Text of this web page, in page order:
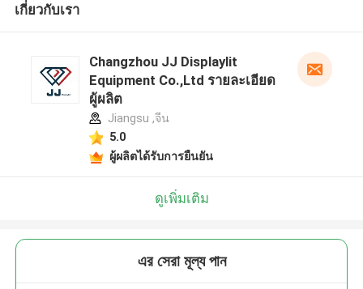
เกี่ยวกับเรา
Changzhou JJ Displaylit
Equipment Co.,Ltd รายละเอียด
ผู้ผลิต
Jiangsu ,จีน
5.0
ผู้ผลิตได้รับการยืนยัน
ดูเพิ่มเติม
এর সেরা মূল্য পান